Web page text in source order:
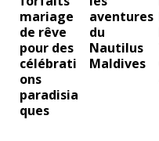
mariage
de rêve
pour des
célébrati
ons
paradisia
ques
aventures
du
Nautilus
Maldives